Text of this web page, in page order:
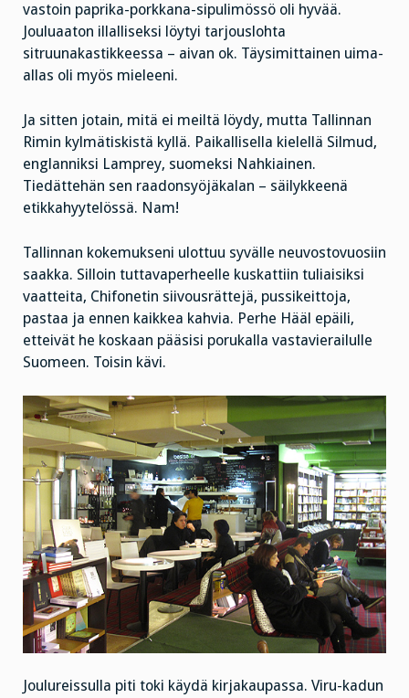
vastoin paprika-porkkana-sipulimössö oli hyvää.
Jouluaaton illalliseksi löytyi tarjouslohta
sitruunakastikkeessa – aivan ok. Täysimittainen uima-
allas oli myös mieleeni.
Ja sitten jotain, mitä ei meiltä löydy, mutta Tallinnan
Rimin kylmätiskistä kyllä. Paikallisella kielellä Silmud,
englanniksi Lamprey, suomeksi Nahkiainen.
Tiedättehän sen raadonsyöjäkalan – säilykkeenä
etikkahyytelössä. Nam!
Tallinnan kokemukseni ulottuu syvälle neuvostovuosiin
saakka. Silloin tuttavaperheelle kuskattiin tuliaisiksi
vaatteita, Chifonetin siivousrättejä, pussikeittoja,
pastaa ja ennen kaikkea kahvia. Perhe Hääl epäili,
etteivät he koskaan pääsisi porukalla vastavierailulle
Suomeen. Toisin kävi.
Joulureissulla piti toki käydä kirjakaupassa. Viru-kadun